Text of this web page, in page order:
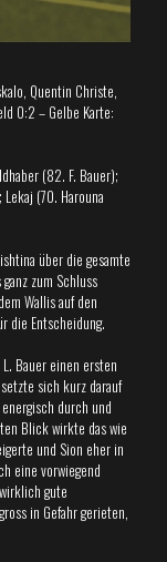
Quentin Christe,
0:2 – Gelbe Karte:
(82. F. Bauer);
(70. Harouna
über die gesamte
zum Schluss
Wallis auf den
die Entscheidung.
Bauer einen ersten
sich kurz darauf
durch und
Blick wirkte das wie
und Sion eher in
eine vorwiegend
gute
in Gefahr gerieten,